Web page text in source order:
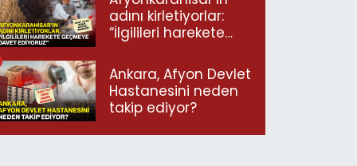
adını kirletiyorlar:
“İlgilileri harekete
ediyoruz”
Ankara, Afyon Devlet
Hastanesini neden
takip ediyor?